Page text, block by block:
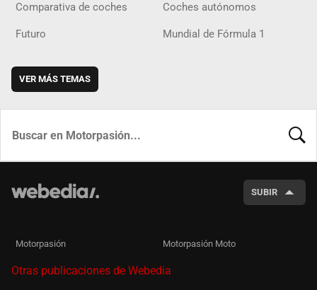
Comparativa de coches Coches autónomos
Futuro Mundial de Fórmula 1
VER MÁS TEMAS
SUBIR
Motorpasión Motorpasión Moto
Otras publicaciones de Webedia